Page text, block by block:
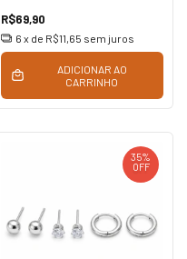
R$69,90
6 x de R$11,65 sem juros
ADICIONAR AO
CARRINHO
35%
OFF